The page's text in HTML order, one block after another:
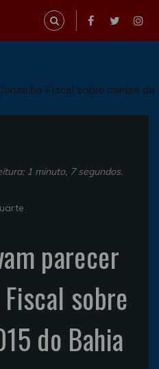
1 minuto, 7 segundos.
parecer
sobre
do Bahia